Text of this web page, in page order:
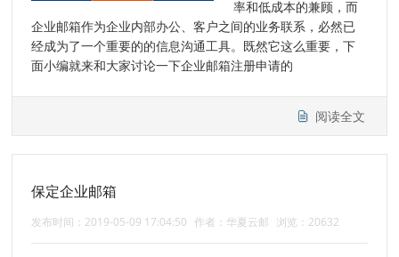
率和低成本的兼顾，而
企业邮箱作为企业内部办公、客户之间的业务联系，必然已
经成为了一个重要的的信息沟通工具。既然它这么重要，下
面小编就来和大家讨论一下企业邮箱注册申请的
阅读全文
保定企业邮箱
发布时间：2019-05-09 17:04:50 作者：华夏云邮 浏览：20632